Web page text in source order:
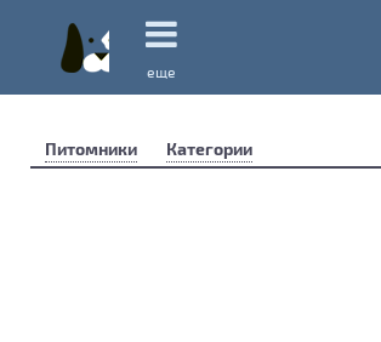
еще
Питомники Категории